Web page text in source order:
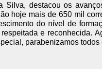
Silva, destacou os
hoje mais de 650 mil
do nível de
e reconhecida.
parabenizamos